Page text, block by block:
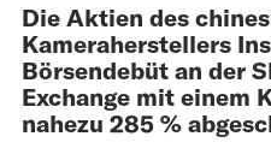
Die Aktien des
Kameraherstellers
Börsendebüt an der
Exchange mit einem
nahezu 285 %